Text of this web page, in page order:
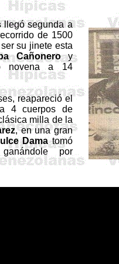
llegó segunda a
de 1500
su jinete esta
Cañoneroy
novena a 14
reapareció el
4 cuerpos de
milla de la
, en una gran
Damatomó
por